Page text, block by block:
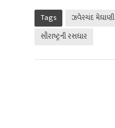
Tags ઝવેરચંદ મેઘાણી
સૌરાષ્ટ્રની રસધાર